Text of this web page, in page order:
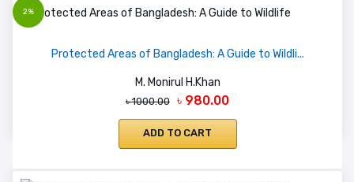
2%
Protected Areas of Bangladesh: A Guide to Wildli...
M. Monirul H.Khan
৳ 1000.00 ৳ 980.00
ADD TO CART